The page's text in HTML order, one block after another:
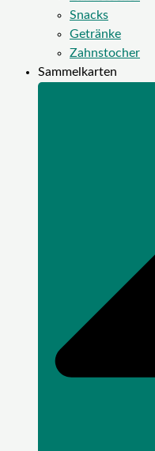
Snacks
Getränke
Zahnstocher
Sammelkarten